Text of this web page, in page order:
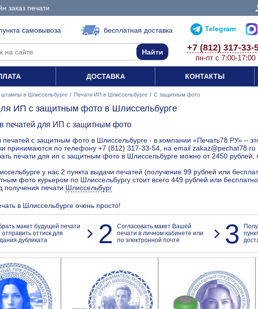
заказ печати
самовывоза бесплатная доставка Telegram
+7 (812) 317-33-
пн-пт с 7:00-17:00
ДОСТАВКА КОНТАКТЫ
штампы в Шлиссельбурге / Печати ИП в Шлиссельбурге / С защитным фото
ИП с защитным фото в Шлиссельбурге
печатей для ИП с защитным фото
печатей с защитным фото в Шлиссельбурге - в компании «Печать78.РУ» –
принимаются по телефону +7 (812) 317-33-54, на email
печати для ип с защитным фото в Шлиссельбурге можно от 2450 рублей,
у нас 2 пункта выдачи печатей (получение 99 рублей или
фото курьером по Шлиссельбургу стоит всего 449 рублей или бесплатно
получения печати Шлиссельбург
в Шлиссельбурге очень просто!
макет будущей печати
отправить оттиск для
дубликата
2
Согласовать макет Вашей
печати в личном кабинете или
по электронной почте
3